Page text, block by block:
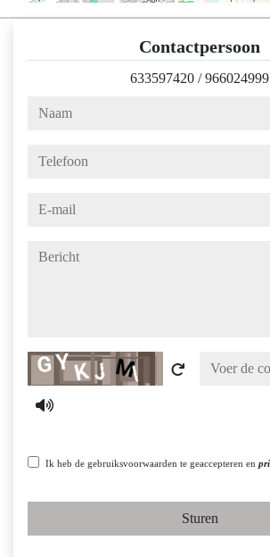
Contactpersoon
633597420 /966024999
naam
telefoon
e-mail
bericht
Captcha
Ik heb de gebruiksvoorwaarden te geaccepteren en
Sturen